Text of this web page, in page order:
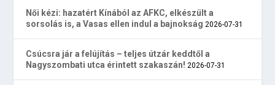
Női kézi: hazatért Kínából az AFKC, elkészült a
sorsolás is, a Vasas ellen indul a bajnokság 2026-07-31
Csúcsra jár a felújítás – teljes útzár keddtől a
Nagyszombati utca érintett szakaszán! 2026-07-31